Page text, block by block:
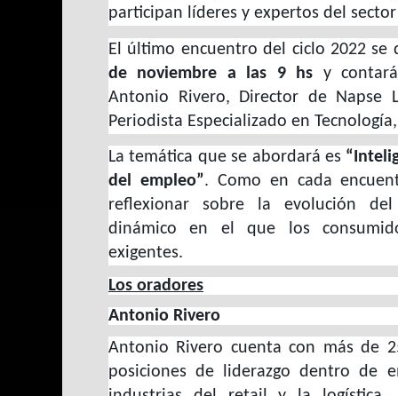
participan líderes y expertos del
El último encuentro del ciclo 2022
de noviembre a las 9 hs y
Antonio Rivero, Director de Napse
Periodista Especializado en
La temática que se abordará es
del empleo”. Como en cada
reflexionar sobre la evolución
dinámico en el que los
exigentes.
Los oradores
Antonio Rivero
Antonio Rivero cuenta con más de
posiciones de liderazgo dentro de